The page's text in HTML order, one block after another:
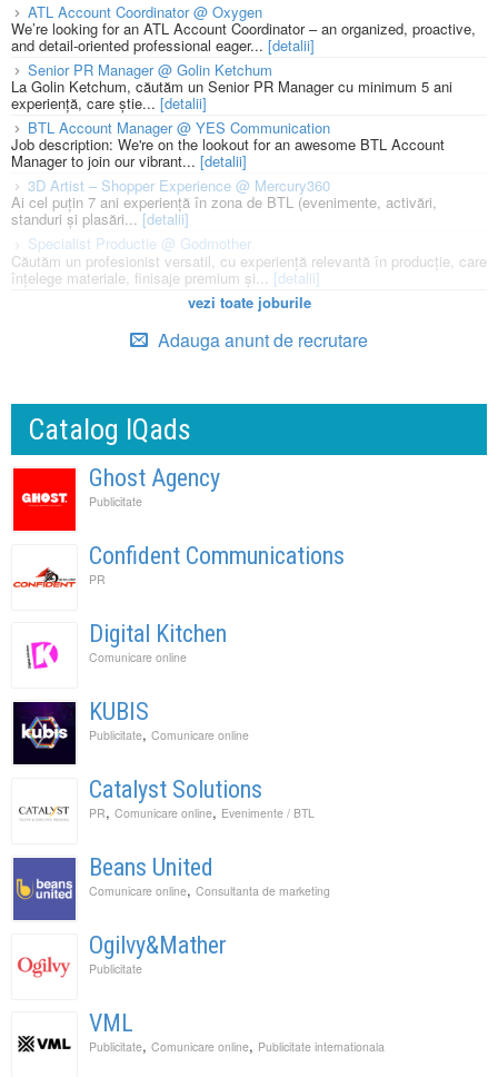
ATL Account Coordinator @ Oxygen
We’re looking for an ATL Account Coordinator – an organized, proactive,
and detail-oriented professional eager... [detalii]
Senior PR Manager @ Golin Ketchum
La Golin Ketchum, căutăm un Senior PR Manager cu minimum 5 ani
experiență, care știe... [detalii]
BTL Account Manager @ YES Communication
Job description: We're on the lookout for an awesome BTL Account
Manager to join our vibrant... [detalii]
3D Artist – Shopper Experience @ Mercury360
Ai cel puțin 7 ani experiență în zona de BTL (evenimente, activări,
standuri și plasări... [detalii]
Specialist Productie @ Godmother
Căutăm un profesionist versatil, cu experiență relevantă în producție, care
înțelege materiale, finisaje premium și... [detalii]
vezi toate joburile
Adauga anunt de recrutare
Catalog IQads
Ghost Agency
Publicitate
Confident Communications
PR
Digital Kitchen
Comunicare online
KUBIS
Publicitate, Comunicare online
Catalyst Solutions
PR, Comunicare online, Evenimente / BTL
Beans United
Comunicare online, Consultanta de marketing
Ogilvy&Mather
Publicitate
VML
Publicitate, Comunicare online, Publicitate internationala